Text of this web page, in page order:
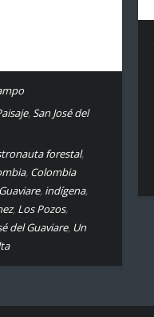
,San José del
forestal,
, Colombia
Guaviare, indígena,
, Los Pozos,
del Guaviare, Un